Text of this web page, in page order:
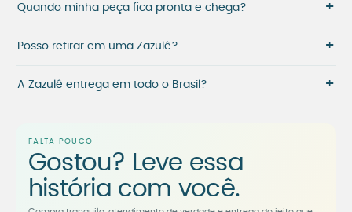
Quando minha peça fica pronta e chega? +
Posso retirar em uma Zazulê? +
A Zazulê entrega em todo o Brasil? +
FALTA POUCO
Gostou? Leve essa
história com você.